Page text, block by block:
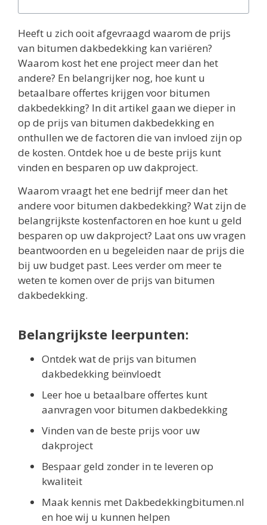
Heeft u zich ooit afgevraagd waarom de prijs
van bitumen dakbedekking kan variëren?
Waarom kost het ene project meer dan het
andere? En belangrijker nog, hoe kunt u
betaalbare offertes krijgen voor bitumen
dakbedekking? In dit artikel gaan we dieper in
op de prijs van bitumen dakbedekking en
onthullen we de factoren die van invloed zijn op
de kosten. Ontdek hoe u de beste prijs kunt
vinden en besparen op uw dakproject.
Waarom vraagt het ene bedrijf meer dan het
andere voor bitumen dakbedekking? Wat zijn de
belangrijkste kostenfactoren en hoe kunt u geld
besparen op uw dakproject? Laat ons uw vragen
beantwoorden en u begeleiden naar de prijs die
bij uw budget past. Lees verder om meer te
weten te komen over de prijs van bitumen
dakbedekking.
Belangrijkste leerpunten:
Ontdek wat de prijs van bitumen
dakbedekking beïnvloedt
Leer hoe u betaalbare offertes kunt
aanvragen voor bitumen dakbedekking
Vinden van de beste prijs voor uw
dakproject
Bespaar geld zonder in te leveren op
kwaliteit
Maak kennis met Dakbedekkingbitumen.nl
en hoe wij u kunnen helpen